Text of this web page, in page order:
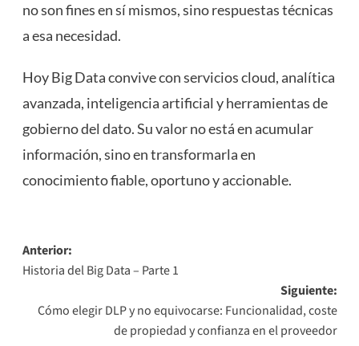
no son fines en sí mismos, sino respuestas técnicas
a esa necesidad.
Hoy Big Data convive con servicios cloud, analítica
avanzada, inteligencia artificial y herramientas de
gobierno del dato. Su valor no está en acumular
información, sino en transformarla en
conocimiento fiable, oportuno y accionable.
Navegación
de
entradas
Anterior:
Historia del Big Data – Parte 1
Siguiente:
Cómo elegir DLP y no equivocarse: Funcionalidad, coste
de propiedad y confianza en el proveedor